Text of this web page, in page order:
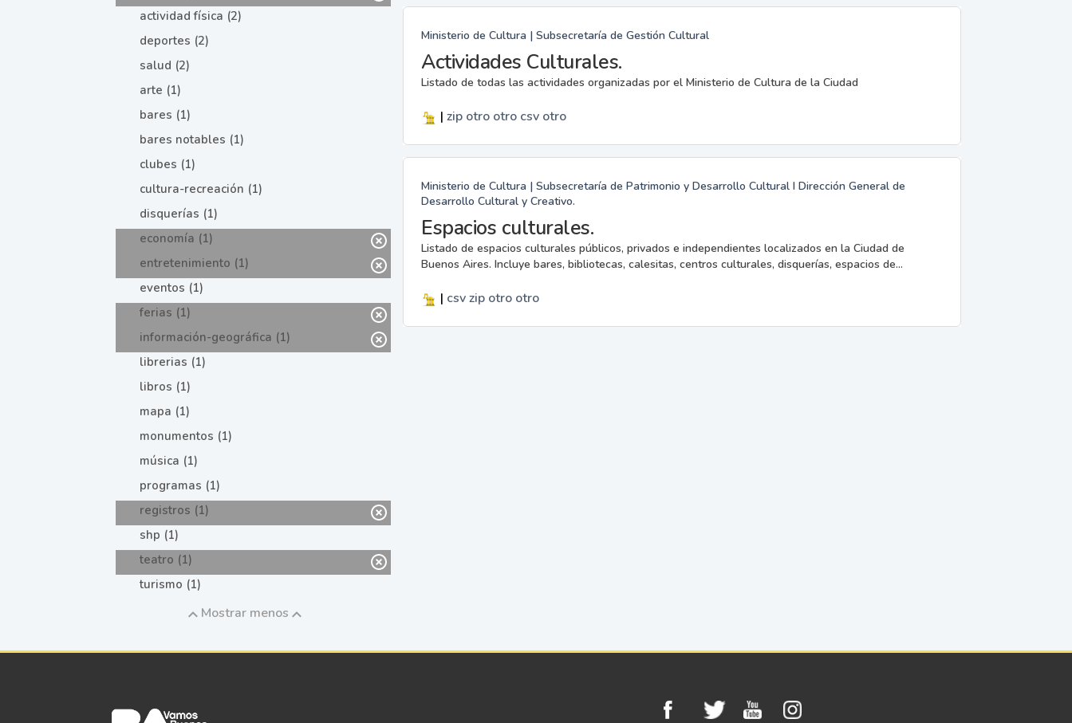
actividad física (2)
deportes (2)
salud (2)
arte (1)
bares (1)
bares notables (1)
clubes (1)
cultura-recreación (1)
disquerías (1)
economía (1)
entretenimiento (1)
eventos (1)
ferias (1)
información-geográfica (1)
librerias (1)
libros (1)
mapa (1)
monumentos (1)
música (1)
programas (1)
registros (1)
shp (1)
teatro (1)
turismo (1)
Mostrar menos
Ministerio de Cultura | Subsecretaría de Gestión Cultural
Actividades Culturales.
Listado de todas las actividades organizadas por el Ministerio de Cultura de la Ciudad
| zip otro otro csv otro
Ministerio de Cultura | Subsecretaría de Patrimonio y Desarrollo Cultural I Dirección General de
Desarrollo Cultural y Creativo.
Espacios culturales.
Listado de espacios culturales públicos, privados e independientes localizados en la Ciudad de
Buenos Aires. Incluye bares, bibliotecas, calesitas, centros culturales, disquerías, espacios de...
| csvzip otro otro